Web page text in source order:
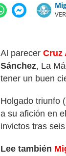
Al parecer Cruz
Sánchez, La
tener un buen
Holgado triunfo
a su afición en
invictos tras
Lee también